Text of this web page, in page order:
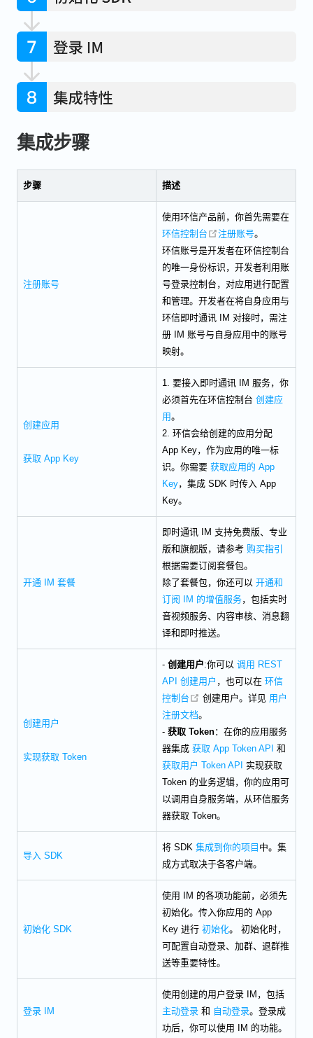
集成步骤
步骤 描述
注册账号
使用环信产品前，你首先需要在
环信控制台
open in new window
注册账号。
环信账号是开发者在环信控制台
的唯一身份标识，开发者利用账
号登录控制台，对应用进行配置
和管理。开发者在将自身应用与
环信即时通讯 IM 对接时，需注
册 IM 账号与自身应用中的账号
映射。
创建应用
获取 App Key
1. 要接入即时通讯 IM 服务，你
必须首先在环信控制台 创建应
用。
2. 环信会给创建的应用分配
App Key，作为应用的唯一标
识。你需要 获取应用的 App
Key，集成 SDK 时传入 App
Key。
开通 IM 套餐
即时通讯 IM 支持免费版、专业
版和旗舰版，请参考 购买指引
根据需要订阅套餐包。
除了套餐包，你还可以 开通和
订阅 IM 的增值服务，包括实时
音视频服务、内容审核、消息翻
译和即时推送。
创建用户
实现获取 Token
- 创建用户:你可以 调用 REST
API 创建用户 ，也可以在 环信
控制台
open in new window
创建用户。详见 用户
注册文档。
- 获取 Token：在你的应用服务
器集成 获取 App Token API 和
获取用户 Token API 实现获取
Token 的业务逻辑，你的应用可
以调用自身服务端，从环信服务
器获取 Token。
导入 SDK
将 SDK 集成到你的项目 中。集
成方式取决于各客户端。
初始化 SDK
使用 IM 的各项功能前，必须先
初始化。传入你应用的 App
Key 进行 初始化。 初始化时，
可配置自动登录、加群、退群推
送等重要特性。
登录 IM
使用创建的用户登录 IM，包括
主动登录 和 自动登录。登录成
功后，你可以使用 IM 的功能。